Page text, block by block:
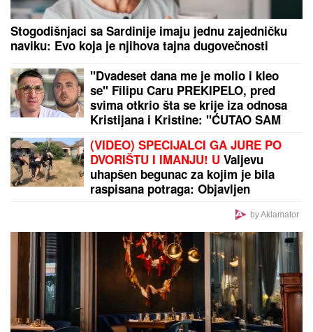
DUNAV OTKRIO TAJNU STARU 80 GODINA: Evo šta
je izronilo iz mulja
Munjevita akcija specijalaca SAJ-a i
UKP-a! Dramatičan snimak hapšenja
opasnog kriminalca, pokušao da
pobegne pa sustignut na poljani
(VIDEO)
EVROPA PLATILA, AMERIKA
Neočekivan potez
Vašingtona zbog praznih skladišta